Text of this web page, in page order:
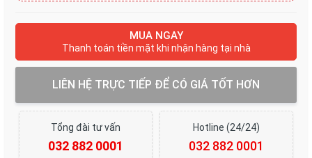
MUA NGAY
Thanh toán tiền mặt khi nhận hàng tại nhà
LIÊN HỆ TRỰC TIẾP ĐỂ CÓ GIÁ TỐT HƠN
Tổng đài tư vấn
032 882 0001
Hotline (24/24)
032 882 0001